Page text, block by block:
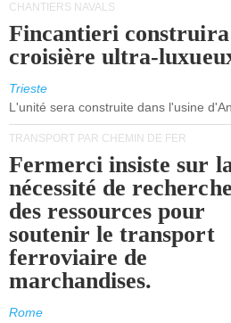
CHANTIERS NAVALS
Fincantieri
croisière ultra-
Trieste
L'unité sera construite dans l'usine
TRANSPORT PAR CHEMIN DE FER
Fermerci insiste sur
nécessité de
des ressources pour
soutenir le transport
ferroviaire de
marchandises.
Rome